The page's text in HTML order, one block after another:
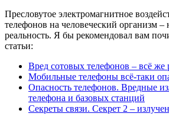
Пресловутое электромагнитное
телефонов на человеческий организм
реальность. Я бы рекомендовал вам
статьи:
Вред сотовых телефонов – всё же
Мобильные телефоны всё-таки
Опасность телефонов. Вредные
телефона и базовых станций
Секреты связи. Секрет 2 –